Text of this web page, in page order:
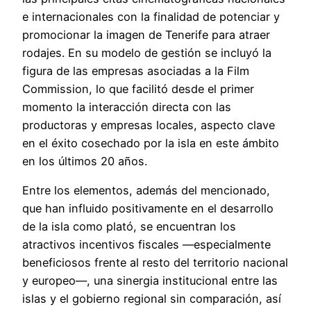
e internacionales con la finalidad de potenciar y
promocionar la imagen de Tenerife para atraer
rodajes. En su modelo de gestión se incluyó la
figura de las empresas asociadas a la Film
Commission, lo que facilitó desde el primer
momento la interacción directa con las
productoras y empresas locales, aspecto clave
en el éxito cosechado por la isla en este ámbito
en los últimos 20 años.
Entre los elementos, además del mencionado,
que han influido positivamente en el desarrollo
de la isla como plató, se encuentran los
atractivos incentivos fiscales —especialmente
beneficiosos frente al resto del territorio nacional
y europeo—, una sinergia institucional entre las
islas y el gobierno regional sin comparación, así